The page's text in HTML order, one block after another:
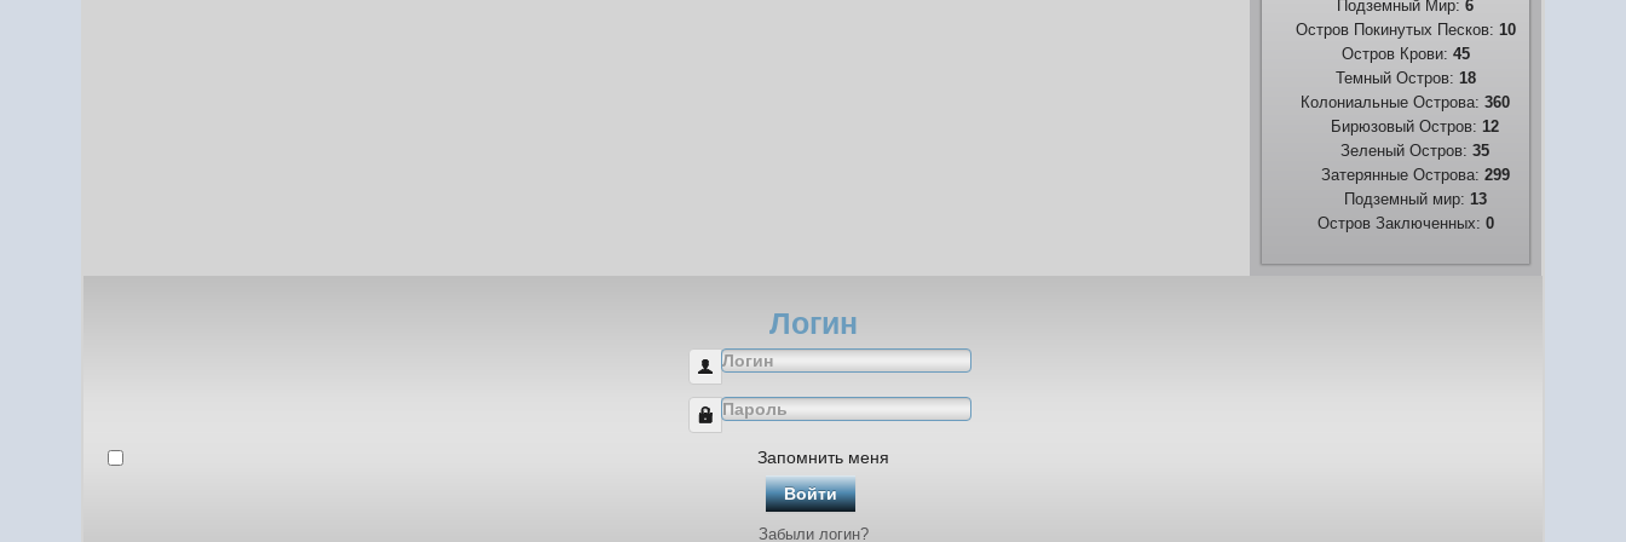
Подземный Мир:6
Остров Покинутых Песков: 10
Остров Крови: 45
Темный Остров: 18
Колониальные Острова:360
Бирюзовый Остров:12
Зеленый Остров:35
Затерянные Острова: 299
Подземный мир: 13
Остров Заключенных: 0
Логин
Запомнить меня
Войти
Забыли логин?